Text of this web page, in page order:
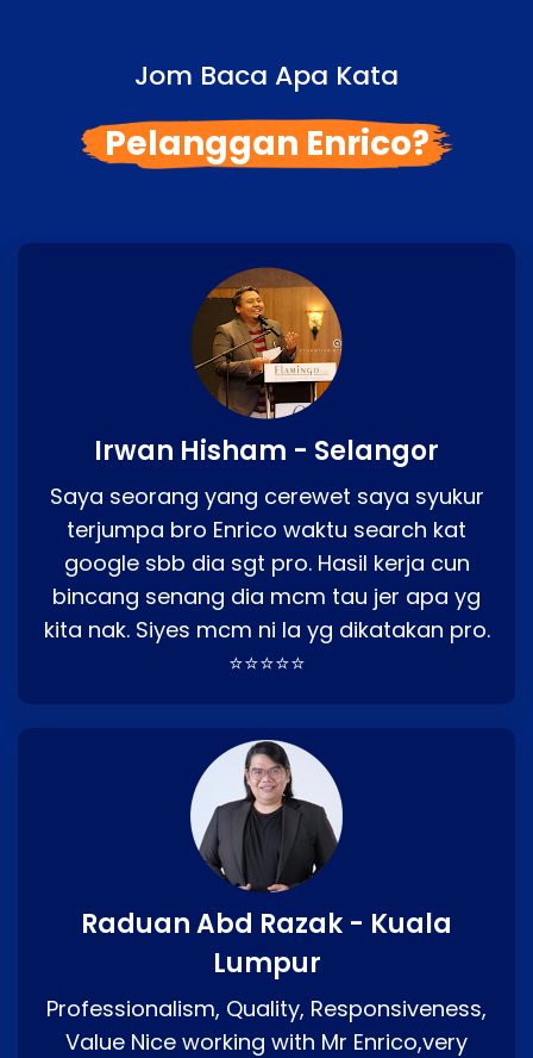
Jom Baca Apa Kata
Pelanggan Enrico?
Irwan Hisham - Selangor
Saya seorang yang cerewet saya syukur
terjumpa bro Enrico waktu search kat
google sbb dia sgt pro. Hasil kerja cun
bincang senang dia mcm tau jer apa yg
kita nak. Siyes mcm ni la yg dikatakan pro.
⭐⭐⭐⭐⭐
Raduan Abd Razak - Kuala
Lumpur
Professionalism, Quality, Responsiveness,
Value Nice working with Mr Enrico,very